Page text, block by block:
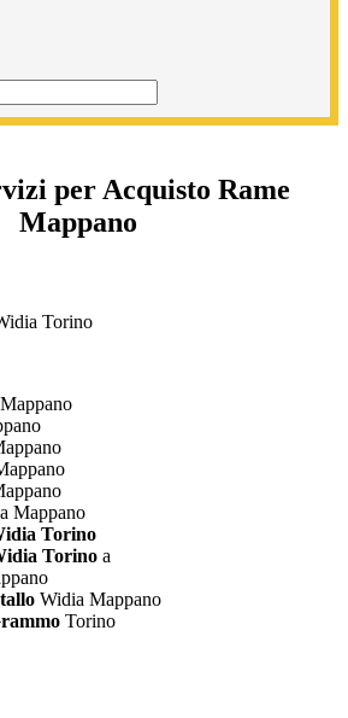
per Acquisto Rame
Mappano
Mappano
Torino
Torino a
Widia Mappano
Torino